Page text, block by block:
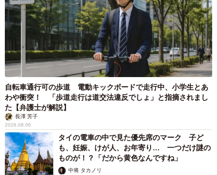
自転車通行可の歩道 電動キックボードで走行中、小学生とあ
わや衝突！ 「歩道走行は道交法違反でしょ」と指摘されまし
た【弁護士が解説】
長澤 芳子
2026.08.06
タイの電車の中で見た優先席のマーク 子ど
も、妊娠、けが人、お年寄り… 一つだけ謎の
ものが！？「だから黄色なんですね」
中将 タカノリ